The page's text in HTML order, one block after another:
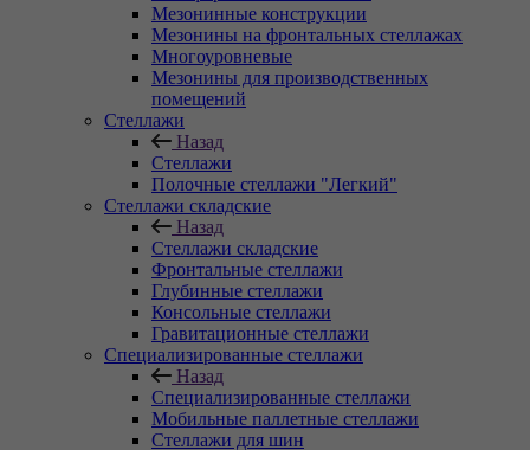
Мезонинные конструкции
Мезонины на фронтальных стеллажах
Многоуровневые
Мезонины для производственных
помещений
Стеллажи
Назад
Стеллажи
Полочные стеллажи "Легкий"
Стеллажи складские
Назад
Стеллажи складские
Фронтальные стеллажи
Глубинные стеллажи
Консольные стеллажи
Гравитационные стеллажи
Специализированные стеллажи
Назад
Специализированные стеллажи
Мобильные паллетные стеллажи
Стеллажи для шин